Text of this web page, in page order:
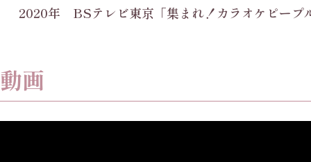
2020年 BSテレビ東京「集まれ！カラオケピープ
動画